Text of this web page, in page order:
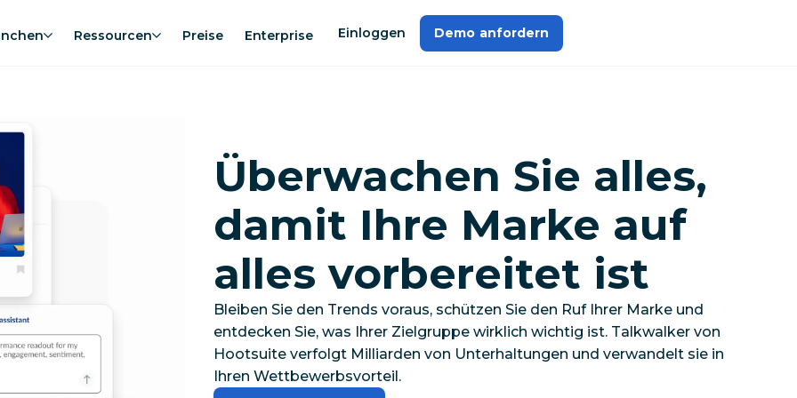
Ressourcen Preise Enterprise Einloggen Demo anfordern
Überwachen Sie alles,
damit Ihre Marke auf
alles vorbereitet ist
Bleiben Sie den Trends voraus, schützen Sie den Ruf Ihrer Marke und
entdecken Sie, was Ihrer Zielgruppe wirklich wichtig ist. Talkwalker von
Hootsuite verfolgt Milliarden von Unterhaltungen und verwandelt sie in
Ihren Wettbewerbsvorteil.